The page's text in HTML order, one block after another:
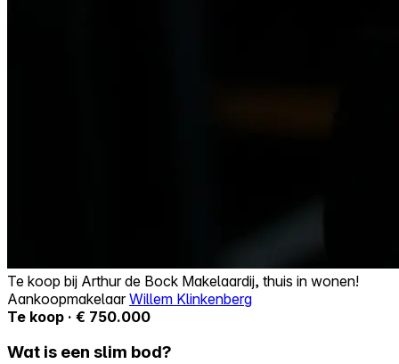
Te koop bij Arthur de Bock Makelaardij, thuis in wonen!
AankoopmakelaarWillem Klinkenberg
Te koop · € 750.000
Wat is een slim bod?